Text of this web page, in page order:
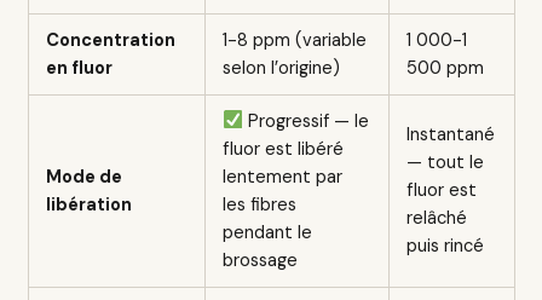
Concentration
en fluor
1-8 ppm (variable
selon l’origine)
1 000-1
500 ppm
Mode de
libération
Progressif — le
fluor est libéré
lentement par
les fibres
pendant le
brossage
Instantané
— tout le
fluor est
relâché
puis rincé